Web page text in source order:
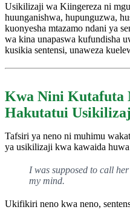
Usikilizaji wa Kiingereza ni
huunganishwa, hupunguzwa,
kuonyesha mtazamo ndani ya
wa kina unapaswa kufundisha
kusikia sentensi, unaweza
Kwa Nini Kutafuta
Hakutatui
Tafsiri ya neno ni muhimu
ya usikilizaji kwa kawaida
I was supposed to call
my mind.
Ukifikiri neno kwa neno,